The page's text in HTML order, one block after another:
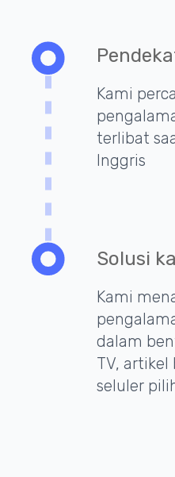
Kami
terlibat
Inggris
Solusi
Kami
dalam
TV,
seluler